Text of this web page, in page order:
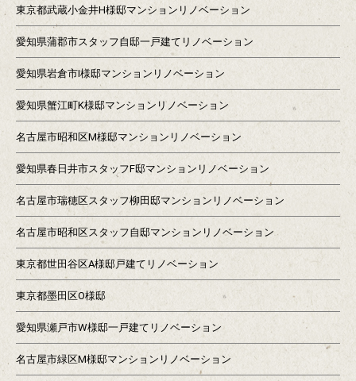
東京都武蔵小金井H様邸マンションリノベーション
愛知県蒲郡市スタッフ自邸一戸建てリノベーション
愛知県岩倉市I様邸マンションリノベーション
愛知県蟹江町K様邸マンションリノベーション
名古屋市昭和区M様邸マンションリノベーション
愛知県春日井市スタッフF邸マンションリノベーション
名古屋市瑞穂区スタッフ柳田邸マンションリノベーション
名古屋市昭和区スタッフ自邸マンションリノベーション
東京都世田谷区A様邸戸建てリノベーション
東京都墨田区O様邸
愛知県瀬戸市W様邸一戸建てリノベーション
名古屋市緑区M様邸マンションリノベーション